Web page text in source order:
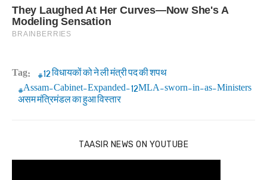
Tag: 12 विधायकों को ने ली मंत्री पद की शपथ
Assam-Cabinet-Expanded-12MLA-sworn-in-as-Ministers
असम मंत्रिमंडल का हुआ विस्तार
TAASIR NEWS ON YOUTUBE